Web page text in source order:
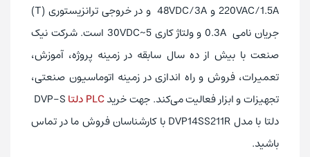
220VAC/1.5A و 48VDC/3A و در خروجی ترانزیستوری (T)
جریان نامی 0.3A و ولتاژ کاری 5~30VDC است. شرکت نیک
صنعت با بیش از ده سال سابقه در زمینه پروژه، آموزش،
تعمیرات، فروش و راه اندازی در زمینه اتوماسیون صنعتی،
تجهیزات و ابزار فعالیت می‌کند. جهت خریدPLC دلتا
دلتا با مدل DVP14SS211R با کارشناسان فروش ما در تماس
باشید.